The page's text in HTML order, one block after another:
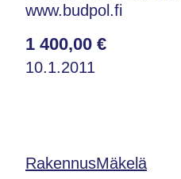
www.budpol.fi
1 400,00 €
10.1.2011
RakennusMäkelä